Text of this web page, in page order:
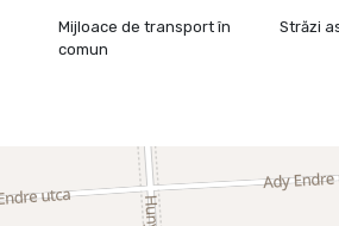
Mijloace de transport în
comun
Străzi